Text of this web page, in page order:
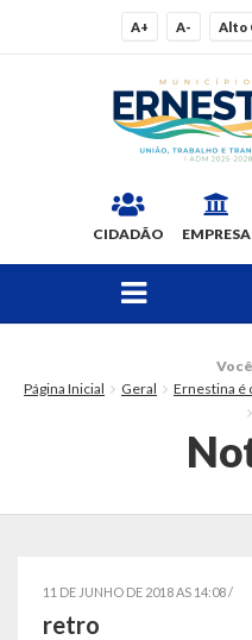
A+ A- Alto
CIDADÃO EMPRESA
Página Inicial
Geral
Ernestina é
11 DE JUNHO DE 2018 AS 14:08 /
retro